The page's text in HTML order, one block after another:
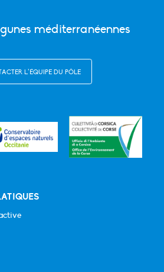
méditerranéennes
L’ÉQUIPE DU PÔLE